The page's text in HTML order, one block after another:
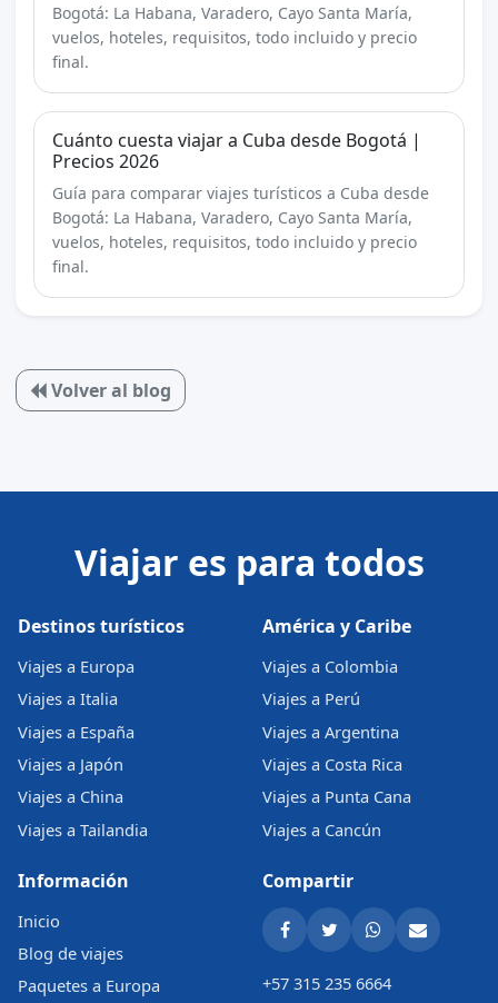
Bogotá: La Habana, Varadero, Cayo Santa María,
vuelos, hoteles, requisitos, todo incluido y precio
final.
Cuánto cuesta viajar a Cuba desde Bogotá |
Precios 2026
Guía para comparar viajes turísticos a Cuba desde
Bogotá: La Habana, Varadero, Cayo Santa María,
vuelos, hoteles, requisitos, todo incluido y precio
final.
Volver al blog
Viajar es para todos
Destinos turísticos
Viajes a Europa
Viajes a Italia
Viajes a España
Viajes a Japón
Viajes a China
Viajes a Tailandia
América y Caribe
Viajes a Colombia
Viajes a Perú
Viajes a Argentina
Viajes a Costa Rica
Viajes a Punta Cana
Viajes a Cancún
Información
Inicio
Blog de viajes
Paquetes a Europa
Compartir
+57 315 235 6664